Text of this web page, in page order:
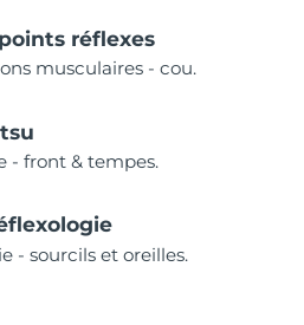
réflexes
musculaires - cou.
- front & tempes.
- sourcils et oreilles.